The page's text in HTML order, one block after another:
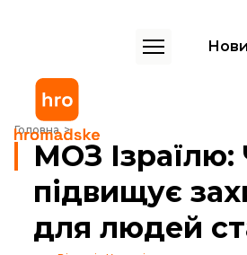
Головна
МОЗ Ізраїлю: Четверта доза вакцини
МОЗ Ізраїлю:
підвищує
для людей